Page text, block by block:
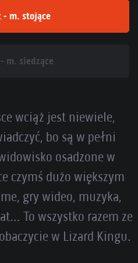
- m. stojące
m. siedzące
wciąż jest niewiele,
bo są w pełni
osadzone w
czymś dużo większym
gry wideo, muzyka,
To wszystko razem ze
w Lizard Kingu.